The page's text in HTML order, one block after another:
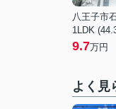
八王子市
1LDK
9.7万円
よく見